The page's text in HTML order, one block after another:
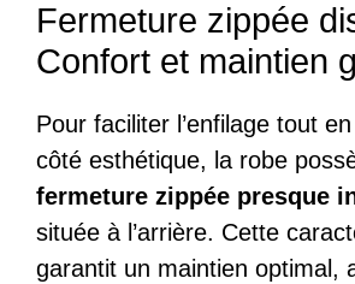
Fermeture zippée
Confort et maintien
Pour faciliter l’enfilage tout
côté esthétique, la robe
fermeture zippée presque
située à l’arrière. Cette
garantit un maintien optimal,